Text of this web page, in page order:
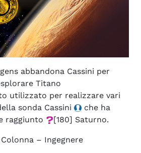
abbandona Cassini per
Titano
utilizzato per realizzare vari
sonda Cassini
che ha
raggiunto
[180] Saturno.
– Ingegnere